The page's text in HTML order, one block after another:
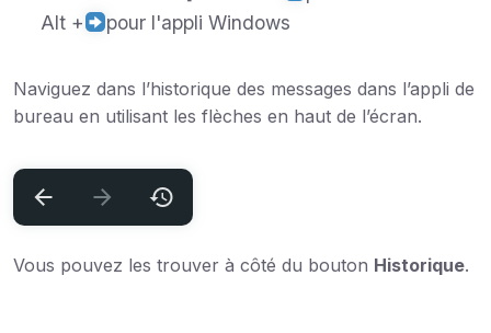
Alt +
pour l'appli Windows
Naviguez dans l’historique des messages dans l’appli de
bureau en utilisant les flèches en haut de l’écran.
Vous pouvez les trouver à côté du bouton Historique.